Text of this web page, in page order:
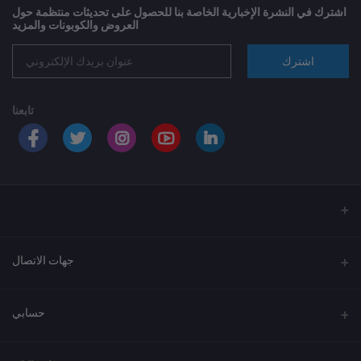
اشترك في النشرة الإخبارية الخاصة بنا للحصول على تحديثات منتظمة حول
العروض والكوبونات والمزيد
اشترك
تابعنا
جهات الاتصال
العنوان
حسابي